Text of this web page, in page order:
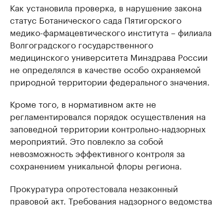
Как установила проверка, в нарушение закона
статус Ботанического сада Пятигорского
медико-фармацевтического института – филиала
Волгоградского государственного
медицинского университета Минздрава России
не определялся в качестве особо охраняемой
природной территории федерального значения.
Кроме того, в нормативном акте не
регламентировался порядок осуществления на
заповедной территории контрольно-надзорных
мероприятий. Это повлекло за собой
невозможность эффективного контроля за
сохранением уникальной флоры региона.
Прокуратура опротестовала незаконный
правовой акт. Требования надзорного ведомства